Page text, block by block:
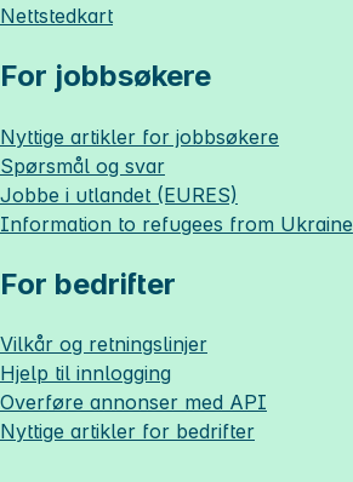
Nettstedkart
For jobbsøkere
Nyttige artikler for jobbsøkere
Spørsmål og svar
Jobbe i utlandet (EURES)
Information to refugees from Ukraine
For bedrifter
Vilkår og retningslinjer
Hjelp til innlogging
Overføre annonser med API
Nyttige artikler for bedrifter